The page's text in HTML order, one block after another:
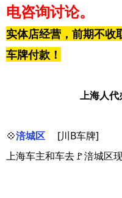
电咨询讨论。
实体店经营，前期不收
车牌付款！
上海人代
💠涪城区
[川B车牌]
上海车主和车去🚩涪城区